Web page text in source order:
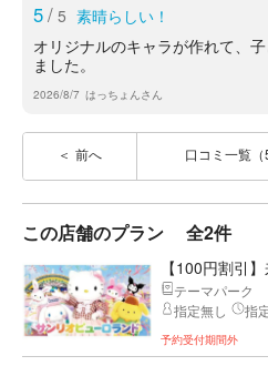
5/ 5 素晴らしい！
オリジナルのキャラが作れて、
ました。
2026/8/7 はっちょんさん
前へ 口コミ一覧（
この店舗のプラン 全2件
【100円割引
テーマパーク
指定無し
指
予約受付期間外